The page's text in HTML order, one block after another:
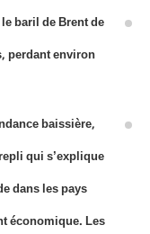
baril de Brent de
perdant environ
baissière,
qui s’explique
dans les pays
économique. Les